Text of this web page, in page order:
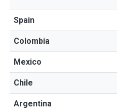
Spain
Colombia
Mexico
Chile
Argentina